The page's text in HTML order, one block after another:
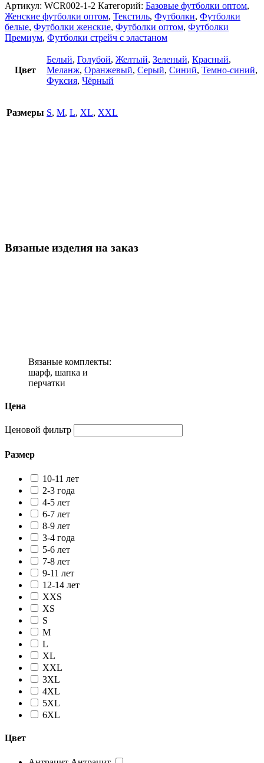
Артикул: WCR002-1-2 Категорий: Базовые футболки оптом,
Женские футболки оптом, Текстиль, Футболки, Футболки
белые, Футболки женские, Футболки оптом, Футболки
Премиум, Футболки стрейч с эластаном
Цвет
Белый, Голубой, Желтый, Зеленый, Красный,
Меланж, Оранжевый, Серый, Синий, Темно-синий,
Фуксия, Чёрный
Размеры S, M, L, XL, XXL
Вязаные изделия на заказ
Вязаные комплекты:
шарф, шапка и
перчатки
Цена
Ценовой фильтр
Размер
10-11 лет
2-3 года
4-5 лет
6-7 лет
8-9 лет
3-4 года
5-6 лет
7-8 лет
9-11 лет
12-14 лет
XXS
XS
S
M
L
XL
XXL
3XL
4XL
5XL
6XL
Цвет